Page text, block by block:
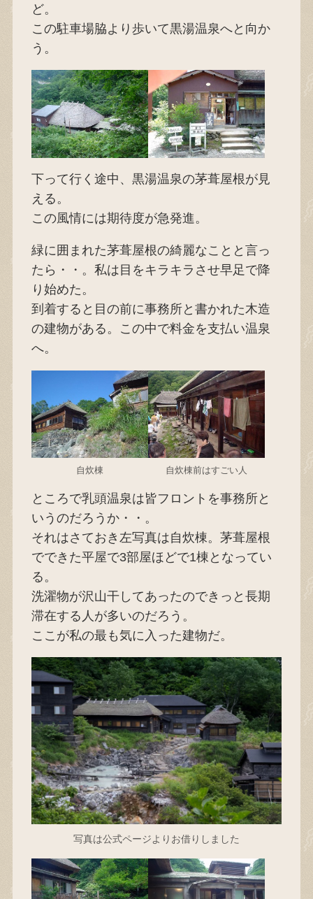
ど。
この駐車場脇より歩いて黒湯温泉へと向か
う。
下って行く途中、黒湯温泉の茅葺屋根が見
える。
この風情には期待度が急発進。
緑に囲まれた茅葺屋根の綺麗なことと言っ
たら・・。私は目をキラキラさせ早足で降
り始めた。
到着すると目の前に事務所と書かれた木造
の建物がある。この中で料金を支払い温泉
へ。
自炊棟 自炊棟前はすごい人
ところで乳頭温泉は皆フロントを事務所と
いうのだろうか・・。
それはさておき左写真は自炊棟。茅葺屋根
でできた平屋で3部屋ほどで1棟となってい
る。
洗濯物が沢山干してあったのできっと長期
滞在する人が多いのだろう。
ここが私の最も気に入った建物だ。
写真は公式ページよりお借りしました